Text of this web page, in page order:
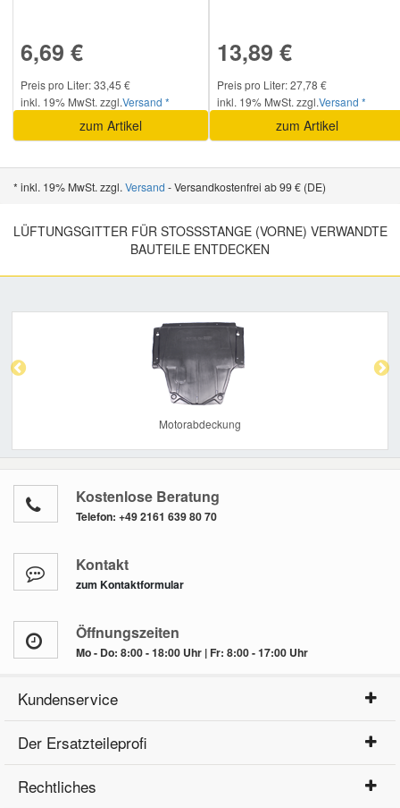
6,69 €
Preis pro Liter: 33,45 €
inkl. 19% MwSt. zzgl.Versand *
zum Artikel
13,89 €
Preis pro Liter: 27,78 €
inkl. 19% MwSt. zzgl.Versand *
zum Artikel
* inkl. 19% MwSt. zzgl. Versand - Versandkostenfrei ab 99 € (DE)
LÜFTUNGSGITTER FÜR STOSSSTANGE (VORNE) VERWANDTE B
AUTEILE ENTDECKEN
Motorabdeckung
Kostenlose Beratung
Telefon: +49 2161 639 80 70
Kontakt
zum Kontaktformular
Öffnungszeiten
Mo - Do: 8:00 - 18:00 Uhr | Fr: 8:00 - 17:00 Uhr
Kundenservice
Der Ersatzteileprofi
Rechtliches